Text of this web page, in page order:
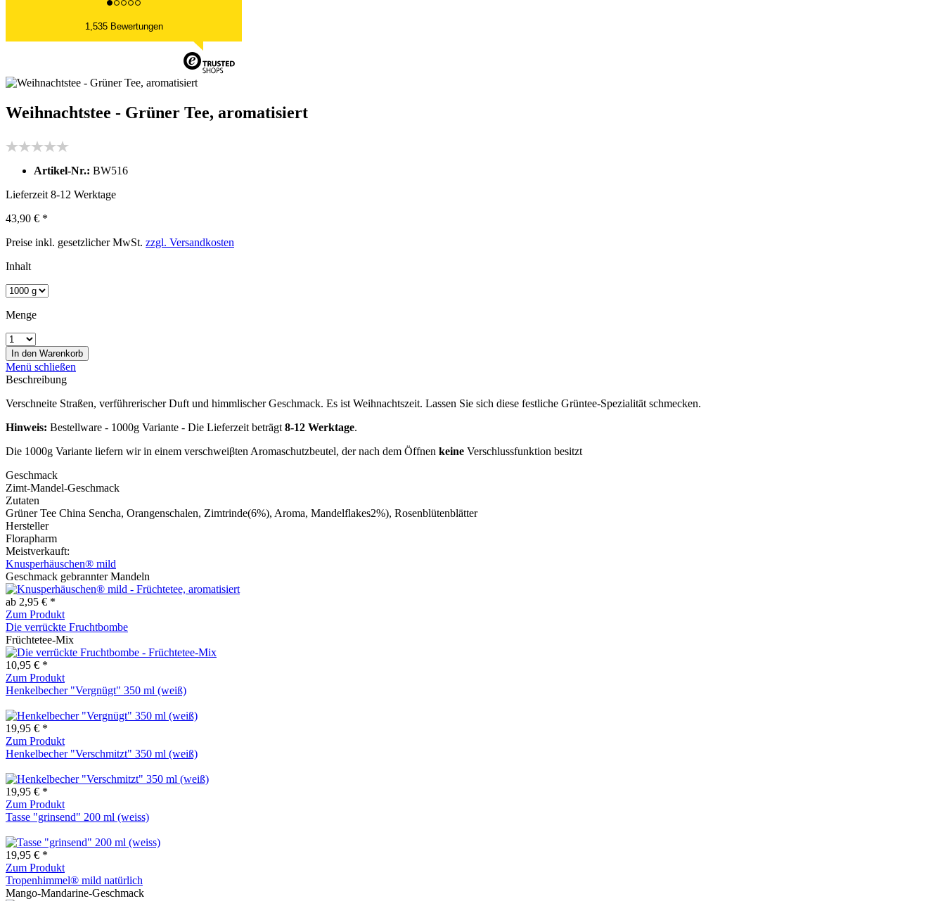
1,535 Bewertungen
Weihnachtstee - Grüner Tee, aromatisiert
Artikel-Nr.: BW516
Lieferzeit 8-12 Werktage
43,90 € *
Preise inkl. gesetzlicher MwSt. zzgl. Versandkosten
Inhalt
Menge
In den Warenkorb
Menü schließen
Beschreibung
Verschneite Straßen, verführerischer Duft und himmlischer Geschmack. Es ist Weihnachtszeit. Lassen Sie sich diese festliche Grüntee-Spezialität schmecken.
Hinweis: Bestellware - 1000g Variante - Die Lieferzeit beträgt 8-12 Werktage.
Die 1000g Variante liefern wir in einem verschweiβten Aromaschutzbeutel, der nach dem Öffnen keine Verschlussfunktion besitzt
Geschmack
Zimt-Mandel-Geschmack
Zutaten
Grüner Tee China Sencha, Orangenschalen, Zimtrinde(6%), Aroma, Mandelflakes2%), Rosenblütenblätter
Hersteller
Florapharm
Meistverkauft:
Knusperhäuschen® mild
Geschmack gebrannter Mandeln
ab 2,95 € *
Zum Produkt
Die verrückte Fruchtbombe
Früchtetee-Mix
10,95 € *
Zum Produkt
Henkelbecher "Vergnügt" 350 ml (weiß)
19,95 € *
Zum Produkt
Henkelbecher "Verschmitzt" 350 ml (weiß)
19,95 € *
Zum Produkt
Tasse "grinsend" 200 ml (weiss)
19,95 € *
Zum Produkt
Tropenhimmel® mild natürlich
Mango-Mandarine-Geschmack